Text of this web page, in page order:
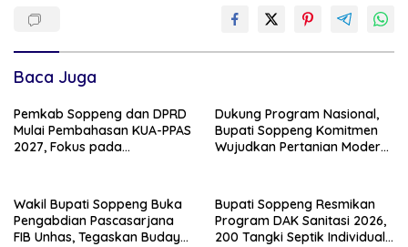
Baca Juga
Pemkab Soppeng dan DPRD
Mulai Pembahasan KUA-PPAS
2027, Fokus pada
Dukung Program Nasional,
Bupati Soppeng Komitmen
Wujudkan Pertanian Modern
Wakil Bupati Soppeng Buka
Pengabdian Pascasarjana
FIB Unhas, Tegaskan Budaya
Bupati Soppeng Resmikan
Program DAK Sanitasi 2026,
200 Tangki Septik Individual